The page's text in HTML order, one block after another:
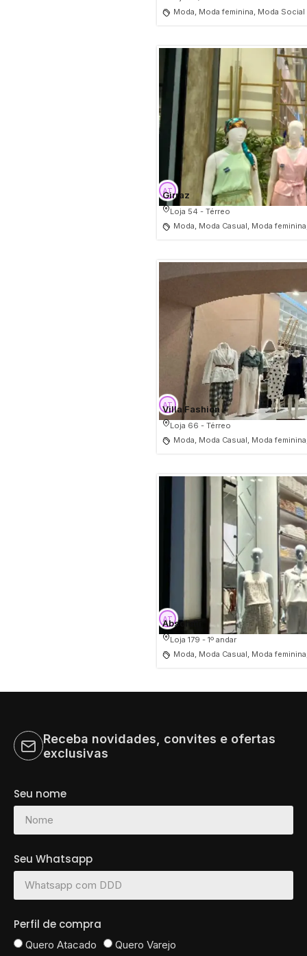
Moda, Moda feminina, Moda Social
Girraz
Loja 54 - Térreo
Moda, Moda Casual, Moda
Villa Fashion
Loja 66 - Térreo
Moda, Moda Casual, Moda
Absolutti
Loja 179 - 1º andar
Moda, Moda Casual, Moda
Receba novidades, convites e ofertas
exclusivas
Seu nome
Seu Whatsapp
Perfil de compra
Quero Atacado Quero Varejo